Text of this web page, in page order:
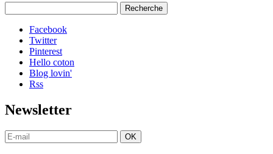
Facebook
Twitter
Pinterest
Hello coton
Blog lovin'
Rss
Newsletter
OK